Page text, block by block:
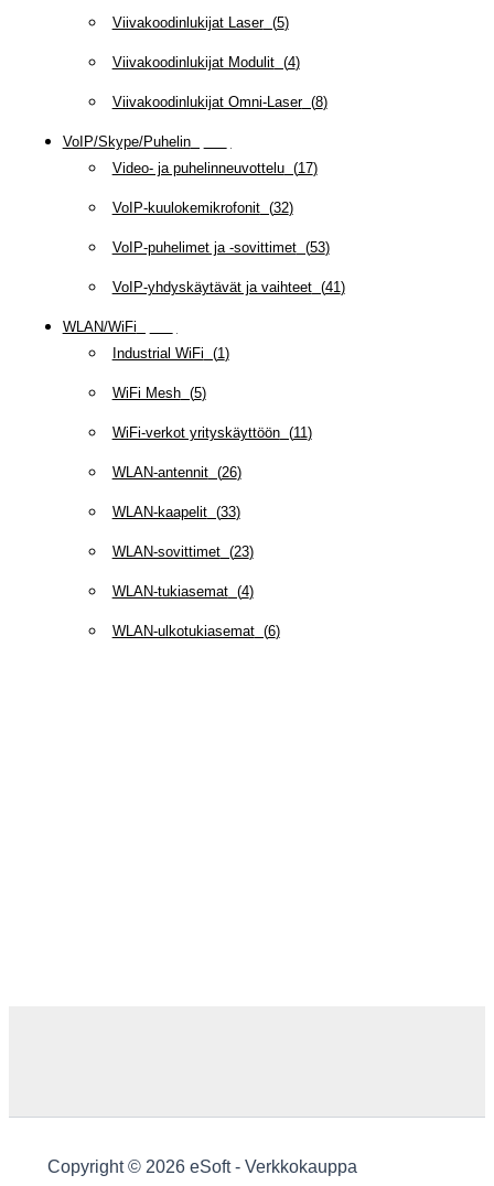
Viivakoodinlukijat Laser(5)
Viivakoodinlukijat Modulit(4)
Viivakoodinlukijat Omni-Laser(8)
VoIP/Skype/Puhelin(
Video- ja puhelinneuvottelu(17)
VoIP-kuulokemikrofonit(32)
VoIP-puhelimet ja -sovittimet(53)
VoIP-yhdyskäytävät ja vaihteet(41)
WLAN/WiFi
Industrial WiFi (1)
WiFi Mesh(5)
WiFi-verkot yrityskäyttöön(11)
WLAN-antennit(26)
WLAN-kaapelit(33)
WLAN-sovittimet(23)
WLAN-tukiasemat(4)
WLAN-ulkotukiasemat(6)
Copyright © 2026 eSoft - Verkkokauppa